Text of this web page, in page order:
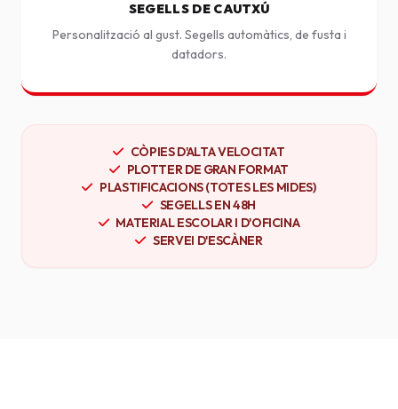
SEGELLS DE CAUTXÚ
Personalització al gust. Segells automàtics, de fusta i
datadors.
CÒPIES D'ALTA VELOCITAT
PLOTTER DE GRAN FORMAT
PLASTIFICACIONS (TOTES LES MIDES)
SEGELLS EN 48H
MATERIAL ESCOLAR I D'OFICINA
SERVEI D'ESCÀNER